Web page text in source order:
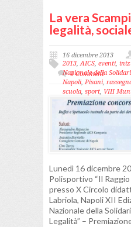
La vera
legalità,
16 dicembre 2013
2013,AICS, eventi,
Nazionale della
Napoli,Pisani,
scuola, sport, VIII
0 Comment
Lunedì 16 dicembre
Polisportivo “Il Raggio
presso X Circolo
Labriola, Napoli XII
Nazionale della
Legalità” –